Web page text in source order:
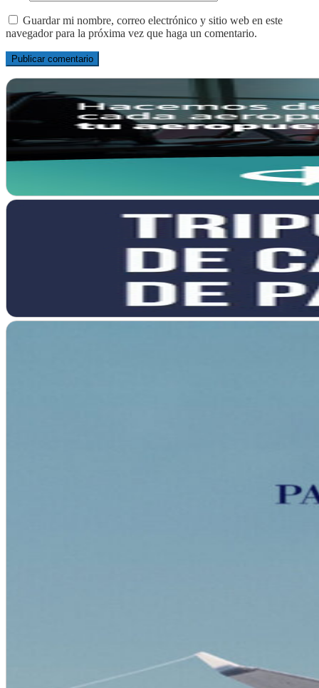
Guardar mi nombre, correo electrónico y sitio web en este
navegador para la próxima vez que haga un comentario.